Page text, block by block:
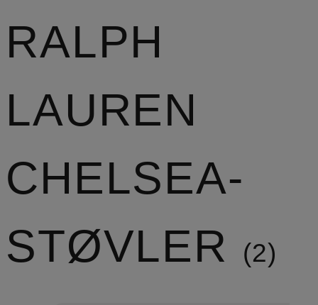
RALPH
LAUREN
CHELSEA-
STØVLER
2